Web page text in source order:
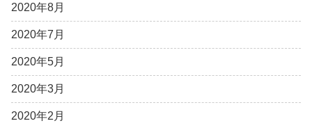
2020年8月
2020年7月
2020年5月
2020年3月
2020年2月